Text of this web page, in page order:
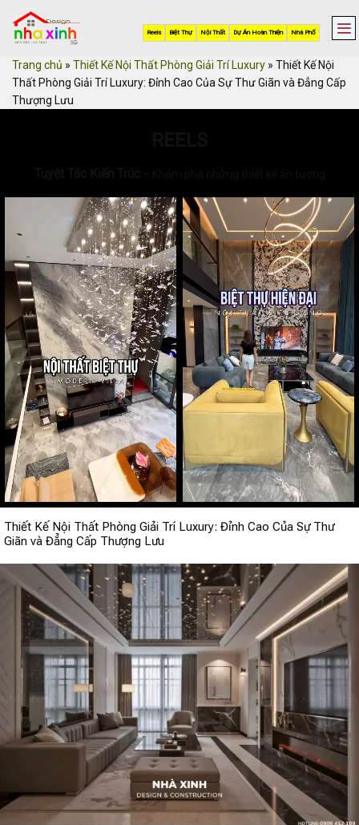
content
Trang chủ » Thiết Kế Nội Thất Phòng Giải Trí Luxury » Thiết Kế Nội
Thất Phòng Giải Trí Luxury: Đỉnh Cao Của Sự Thư Giãn và Đẳng Cấp
Thượng Lưu
Thiết Kế Nội Thất Phòng Giải Trí Luxury: Đỉnh Cao Của Sự Thư
Giãn và Đẳng Cấp Thượng Lưu
Nhà Phố
Dự Án Hoàn Thiện
Nội Thất
Biệt Thự
Reels